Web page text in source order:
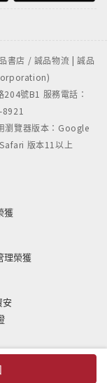
更特別介紹了
偶編織法，成品
於活潑的安
情。
書店 / 誠品物流 | 誠品
號B1 服務電話：
瀏覽器版本：Google
版本11以上
獲
理榮獲
安